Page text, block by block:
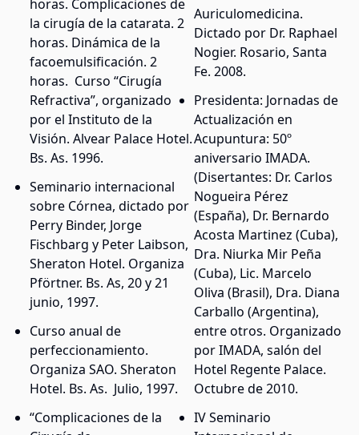
horas. Complicaciones de
la cirugía de la catarata. 2
horas. Dinámica de la
facoemulsificación. 2
horas. Curso “Cirugía
Refractiva”, organizado
por el Instituto de la
Visión. Alvear Palace Hotel.
Bs. As. 1996.
Seminario internacional
sobre Córnea, dictado por
Perry Binder, Jorge
Fischbarg y Peter Laibson,
Sheraton Hotel. Organiza
Pförtner. Bs. As, 20 y 21
junio, 1997.
Curso anual de
perfeccionamiento.
Organiza SAO. Sheraton
Hotel. Bs. As. Julio, 1997.
“Complicaciones de la
Auriculomedicina.
Dictado por Dr. Raphael
Nogier. Rosario, Santa
Fe. 2008.
Presidenta: Jornadas de
Actualización en
Acupuntura: 50º
aniversario IMADA.
(Disertantes: Dr. Carlos
Nogueira Pérez
(España), Dr. Bernardo
Acosta Martinez (Cuba),
Dra. Niurka Mir Peña
(Cuba), Lic. Marcelo
Oliva (Brasil), Dra. Diana
Carballo (Argentina),
entre otros. Organizado
por IMADA, salón del
Hotel Regente Palace.
Octubre de 2010.
IV Seminario